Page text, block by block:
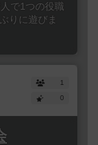
で1つの役職
りに遊びま
1
0